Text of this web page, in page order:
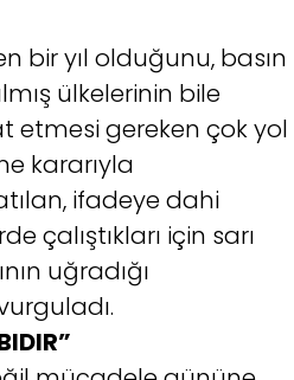
bir yıl olduğunu, basın
ülkelerinin bile
etmesi gereken çok yol
kararıyla
ifadeye dahi
çalıştıkları için sarı
uğradığı